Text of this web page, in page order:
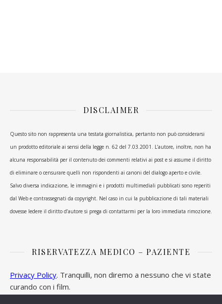
DISCLAIMER
Questo sito non rappresenta una testata giornalistica, pertanto non può considerarsi
un prodotto editoriale ai sensi della legge n. 62 del 7.03.2001. L’autore, inoltre, non ha
alcuna responsabilità per il contenuto dei commenti relativi ai post e si assume il diritto
di eliminare o censurare quelli non rispondenti ai canoni del dialogo aperto e civile.
Salvo diversa indicazione, le immagini e i prodotti multimediali pubblicati sono reperiti
dal Web e contrassegnati da copyright. Nel caso in cui la pubblicazione di tali materiali
dovesse ledere il diritto d’autore si prega di contattarmi per la loro immediata rimozione.
RISERVATEZZA MEDICO – PAZIENTE
Privacy Policy. Tranquilli, non diremo a nessuno che vi state
curando con i film.